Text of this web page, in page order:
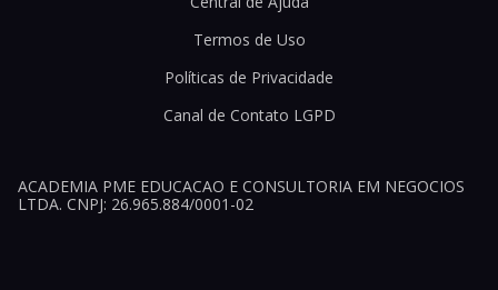
Termos de Uso
Políticas de Privacidade
Canal de Contato LGPD
ACADEMIA PME EDUCACAO E CONSULTORIA EM NEGOCIOS
LTDA. CNPJ: 26.965.884/0001-02